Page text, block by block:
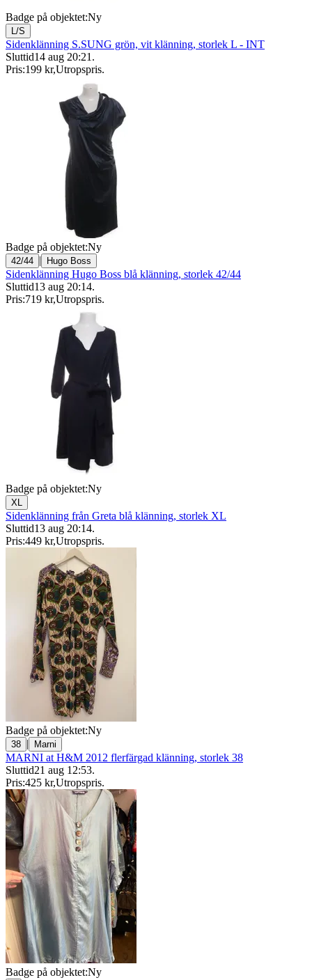
Badge på objektet:Ny
L/S
Sidenklänning S.SUNG grön, vit klänning, storlek L - INT
Sluttid14 aug 20:21 .
Pris:199 kr,Utropspris.
Badge på objektet:Ny
42/44 | Hugo Boss
Sidenklänning Hugo Boss blå klänning, storlek 42/44
Sluttid13 aug 20:14.
Pris:719 kr,Utropspris.
Badge på objektet:Ny
XL
Sidenklänning från Greta blå klänning, storlek XL
Sluttid13 aug 20:14.
Pris:449 kr,Utropspris.
Badge på objektet:Ny
38 | Marni
MARNI at H&M 2012 flerfärgad klänning, storlek 38
Sluttid21 aug 12:53.
Pris:425 kr,Utropspris.
Badge på objektet:Ny